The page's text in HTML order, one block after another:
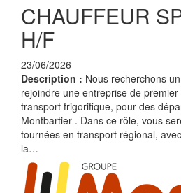
CHAUFFEUR
H/F
23/06/2026
Description : Nous recherchons
rejoindre une entreprise de
transport frigorifique, pour des
Montbartier . Dans ce rôle, vous
tournées en transport régional,
la…